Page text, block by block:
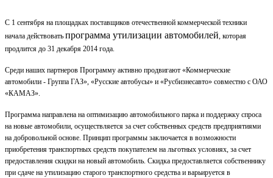
С 1 сентября на площадках поставщиков отечественной коммерческой техники
начала действовать программа утилизации автомобилей, которая
продлится до 31 декабря 2014 года.
Среди наших партнеров Программу активно продвигают «Коммерческие
автомобили - Группа ГАЗ», «Русские автобусы» и «Русбизнесавто» совместно с ОАО
«КАМАЗ».
Программа направлена на оптимизацию автомобильного парка и поддержку спроса
на новые автомобили, осуществляется за счет собственных средств предприятиями
на добровольной основе. Принцип программы заключается в возможности
приобретения транспортных средств покупателем на льготных условиях, за счет
предоставления скидки на новый автомобиль. Скидка предоставляется собственнику
при сдаче на утилизацию старого транспортного средства и варьируется в